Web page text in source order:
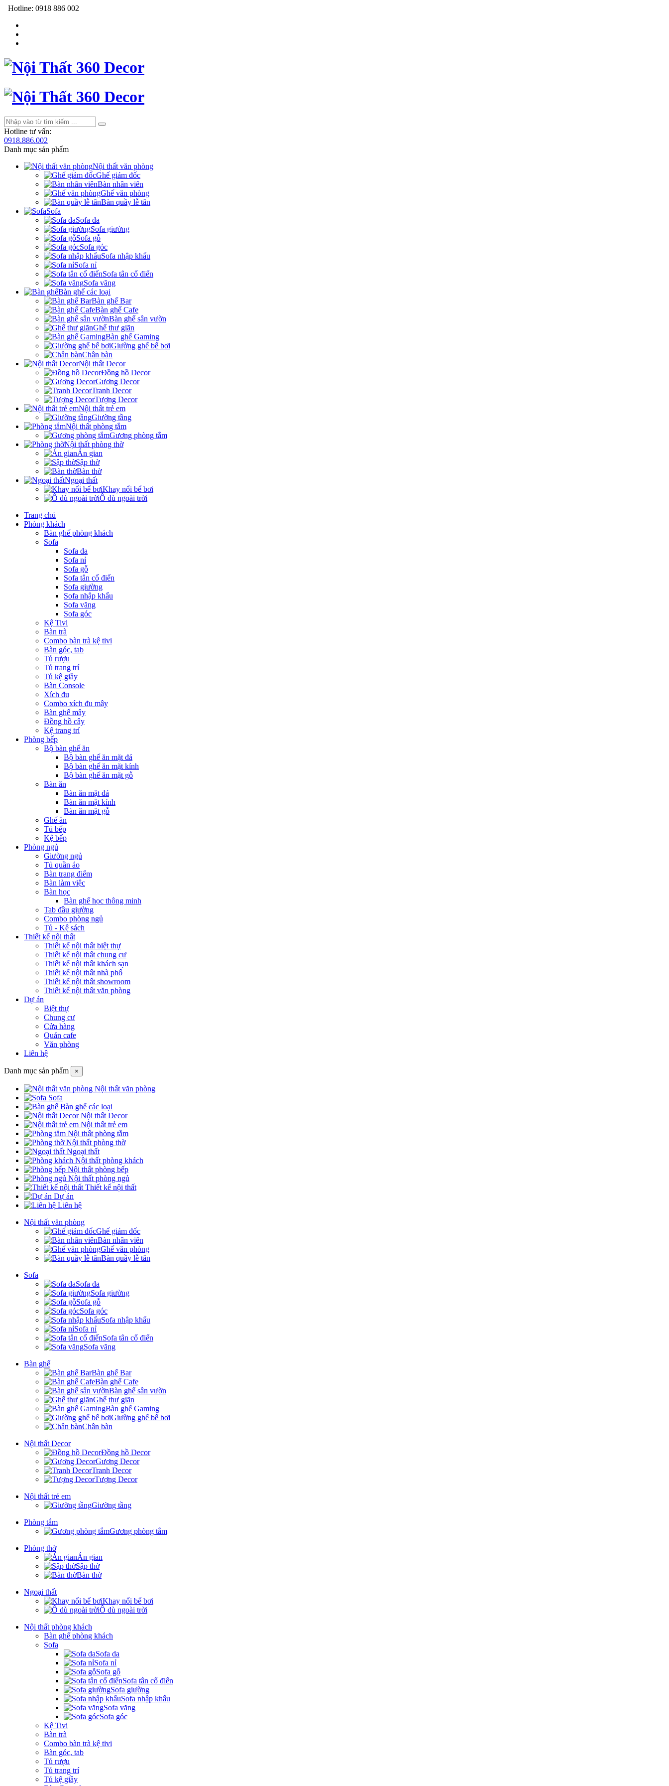
Hotline: 0918 886 002
Hotline tư vấn:
0918.886.002
Danh mục sản phẩm
Nội thất văn phòng
Ghế giám đốc
Bàn nhân viên
Ghế văn phòng
Bàn quầy lễ tân
Sofa
Sofa da
Sofa giường
Sofa gỗ
Sofa góc
Sofa nhập khẩu
Sofa nỉ
Sofa tân cổ điển
Sofa văng
Bàn ghế các loại
Bàn ghế Bar
Bàn ghế Cafe
Bàn ghế sân vườn
Ghế thư giãn
Bàn ghế Gaming
Giường ghế bể bơi
Chân bàn
Nội thất Decor
Đồng hồ Decor
Gương Decor
Tranh Decor
Tượng Decor
Nội thất trẻ em
Giường tầng
Nội thất phòng tắm
Gương phòng tắm
Nội thất phòng thờ
Án gian
Sập thờ
Bàn thờ
Ngoại thất
Khay nổi bể bơi
Ô dù ngoài trời
Trang chủ
Phòng khách
Bàn ghế phòng khách
Sofa
Sofa da
Sofa nỉ
Sofa gỗ
Sofa tân cổ điển
Sofa giường
Sofa nhập khẩu
Sofa văng
Sofa góc
Kệ Tivi
Bàn trà
Combo bàn trà kệ tivi
Bàn góc, tab
Tủ rượu
Tủ trang trí
Tủ kệ giầy
Bàn Console
Xích đu
Combo xích đu mây
Bàn ghế mây
Đồng hồ cây
Kệ trang trí
Phòng bếp
Bộ bàn ghế ăn
Bộ bàn ghế ăn mặt đá
Bộ bàn ghế ăn mặt kính
Bộ bàn ghế ăn mặt gỗ
Bàn ăn
Bàn ăn mặt đá
Bàn ăn mặt kính
Bàn ăn mặt gỗ
Ghế ăn
Tủ bếp
Kệ bếp
Phòng ngủ
Giường ngủ
Tủ quần áo
Bàn trang điểm
Bàn làm việc
Bàn học
Bàn ghế học thông minh
Tab đầu giường
Combo phòng ngủ
Tủ - Kệ sách
Thiết kế nội thất
Thiết kế nội thất biệt thự
Thiết kế nội thất chung cư
Thiết kế nội thất khách sạn
Thiết kế nội thất nhà phố
Thiết kế nội thất showroom
Thiết kế nội thất văn phòng
Dự án
Biệt thự
Chung cư
Cửa hàng
Quán cafe
Văn phòng
Liên hệ
Danh mục sản phẩm ×
Nội thất văn phòng
Sofa
Bàn ghế các loại
Nội thất Decor
Nội thất trẻ em
Nội thất phòng tắm
Nội thất phòng thờ
Ngoại thất
Nội thất phòng khách
Nội thất phòng bếp
Nội thất phòng ngủ
Thiết kế nội thất
Dự án
Liên hệ
Nội thất văn phòng
Ghế giám đốc
Bàn nhân viên
Ghế văn phòng
Bàn quầy lễ tân
Sofa
Sofa da
Sofa giường
Sofa gỗ
Sofa góc
Sofa nhập khẩu
Sofa nỉ
Sofa tân cổ điển
Sofa văng
Bàn ghế
Bàn ghế Bar
Bàn ghế Cafe
Bàn ghế sân vườn
Ghế thư giãn
Bàn ghế Gaming
Giường ghế bể bơi
Chân bàn
Nội thất Decor
Đồng hồ Decor
Gương Decor
Tranh Decor
Tượng Decor
Nội thất trẻ em
Giường tầng
Phòng tắm
Gương phòng tắm
Phòng thờ
Án gian
Sập thờ
Bàn thờ
Ngoại thất
Khay nổi bể bơi
Ô dù ngoài trời
Nội thất phòng khách
Bàn ghế phòng khách
Sofa
Sofa da
Sofa nỉ
Sofa gỗ
Sofa tân cổ điển
Sofa giường
Sofa nhập khẩu
Sofa văng
Sofa góc
Kệ Tivi
Bàn trà
Combo bàn trà kệ tivi
Bàn góc, tab
Tủ rượu
Tủ trang trí
Tủ kệ giầy